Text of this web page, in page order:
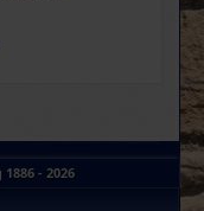
- 2026